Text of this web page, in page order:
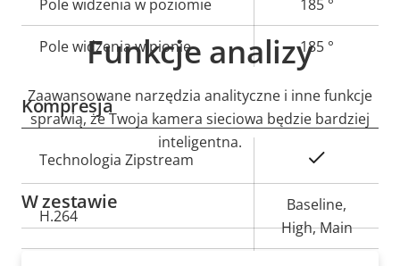
Pole widzenia w poziomie 185 °
Pole widzenia w pionie 185 °
Kompresja
Opis
nieruchomości
nieruchomości
Technologia Zipstream
H.264
Baseline,
High, Main
Funkcje analizy
Zaawansowane narzędzia analityczne i inne funkcje
sprawią, że Twoja kamera sieciowa będzie bardziej
inteligentna.
W zestawie